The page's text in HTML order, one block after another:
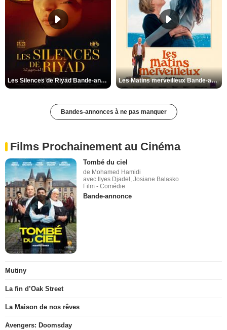
Les Silences de Riyad Bande-annonce VO STFR Les Matins merveilleux Bande-annonce VF
Bandes-annonces à ne pas manquer
Films Prochainement au Cinéma
Tombé du ciel
de Mohamed Hamidi
avec Ilyes Djadel, Josiane Balasko
Film - Comédie
Bande-annonce
Mutiny
La fin d’Oak Street
La Maison de nos rêves
Avengers: Doomsday